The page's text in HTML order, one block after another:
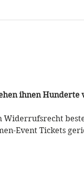
ihnen Hunderte
Widerrufsrecht
Event Tickets